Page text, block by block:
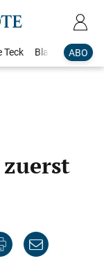
ABO
Teck Blaulicht